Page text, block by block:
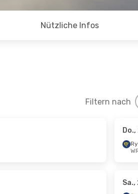
Nützliche Infos
Filtern nach
- Mo., 21.
Sa.,